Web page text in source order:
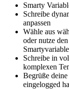
Smarty
Schreibe
anpassen
Wähle aus
oder nutze
Schreibe in
komplexen
Begrüße
eingelogged